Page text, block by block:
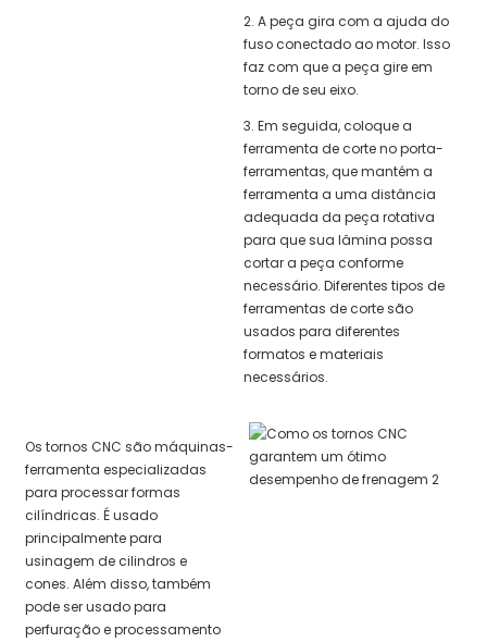
2. A peça gira com a ajuda do
fuso conectado ao motor. Isso
faz com que a peça gire em
torno de seu eixo.
3. Em seguida, coloque a
ferramenta de corte no porta-
ferramentas, que mantém a
ferramenta a uma distância
adequada da peça rotativa
para que sua lâmina possa
cortar a peça conforme
necessário. Diferentes tipos de
ferramentas de corte são
usados ​​para diferentes
formatos e materiais
necessários.
Os tornos CNC são máquinas-
ferramenta especializadas
para processar formas
cilíndricas. É usado
principalmente para
usinagem de cilindros e
cones. Além disso, também
pode ser usado para
perfuração e processamento